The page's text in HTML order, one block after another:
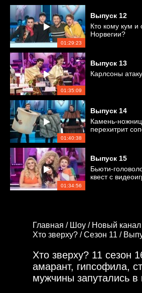
01:29:23
Выпуск 12
Кто кому кум и
Норвегии?
01:35:09
Выпуск 13
Карлсоны
01:40:38
Выпуск 14
Камень-
перехитрит
01:34:56
Выпуск 15
Бьюти-
квест с
Главная / Шоу / Новый
Хто зверху? /Сезон 11 /
Хто зверху? 11 сезон
амарант, гипсофила,
мужчины запутались в